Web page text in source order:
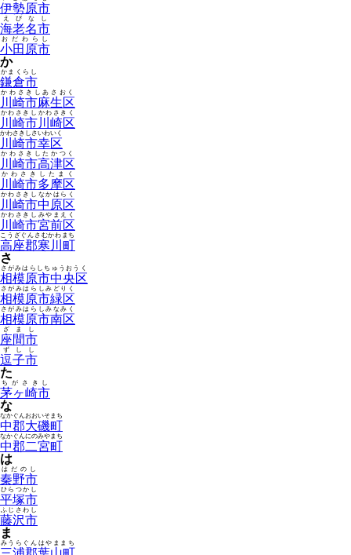
伊勢原市
海老名市
えびなし
小田原市
おだわらし
か
鎌倉市
かまくらし
川崎市麻生区
かわさきしあさおく
川崎市川崎区
かわさきしかわさきく
川崎市幸区
かわさきしさいわいく
川崎市高津区
かわさきしたかつく
川崎市多摩区
かわさきしたまく
川崎市中原区
かわさきしなかはらく
川崎市宮前区
かわさきしみやまえく
高座郡寒川町
こうざぐんさむかわまち
さ
相模原市中央区
さがみはらしちゅうおうく
相模原市緑区
さがみはらしみどりく
相模原市南区
さがみはらしみなみく
座間市
ざまし
逗子市
ずしし
た
茅ヶ崎市
ちがさきし
な
中郡大磯町
なかぐんおおいそまち
中郡二宮町
なかぐんにのみやまち
は
秦野市
はだのし
平塚市
ひらつかし
藤沢市
ふじさわし
ま
みうらぐんはやままち